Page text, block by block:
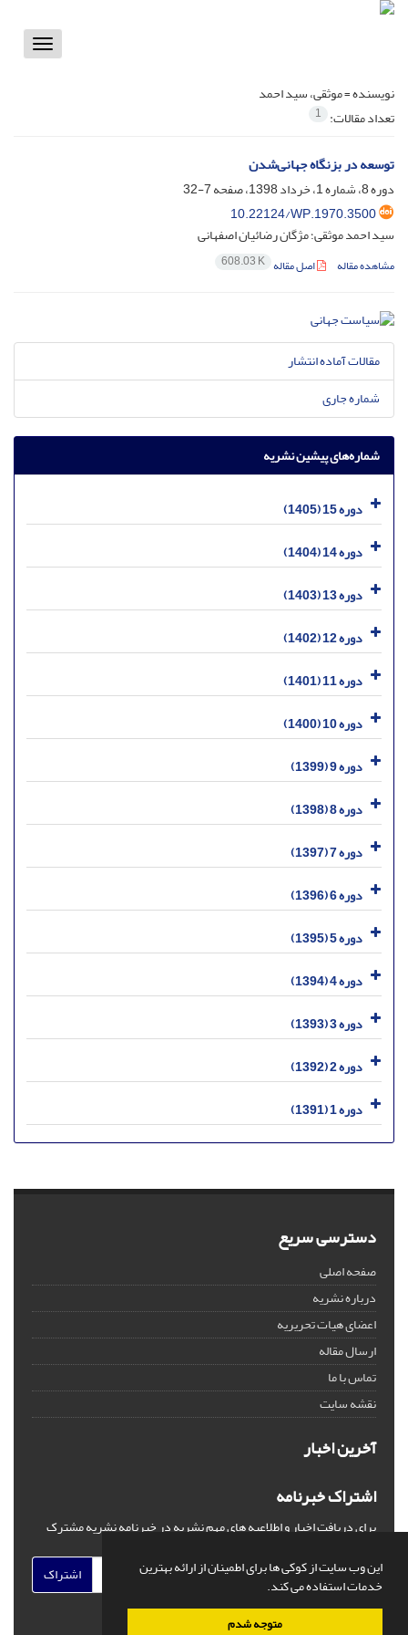
این وب سایت از کوکی ها برای اطمینان از ارائه بهترین
خدمات استفاده می کند.
متوجه شدم
Toggle
نویسنده =موثقی، سید احمد
تعداد مقالات: 1
توسعه در بزنگاه جهانی‌شدن
دوره 8، شماره 1، خرداد 1398، صفحه
7-32
10.22124/WP.1970.3500
سید احمد موثقی؛ مژگان رضائیان اصفهانی
مشاهده مقاله اصل مقاله 608.03 K
مقالات آماده انتشار
شماره جاری
شماره‌های پیشین نشریه
دوره 15 (1405)
دوره 14 (1404)
دوره 13 (1403)
دوره 12 (1402)
دوره 11 (1401)
دوره 10 (1400)
دوره 9 (1399)
دوره 8 (1398)
دوره 7 (1397)
دوره 6 (1396)
دوره 5 (1395)
دوره 4 (1394)
دوره 3 (1393)
دوره 2 (1392)
دوره 1 (1391)
دسترسی سریع
صفحه اصلی
درباره نشریه
اعضای هیات تحریریه
ارسال مقاله
تماس با ما
نقشه سایت
آخرین اخبار
اشتراک خبرنامه
برای دریافت اخبار و اطلاعیه های مهم نشریه در خبرنامه نشریه مشترک
اشتراک